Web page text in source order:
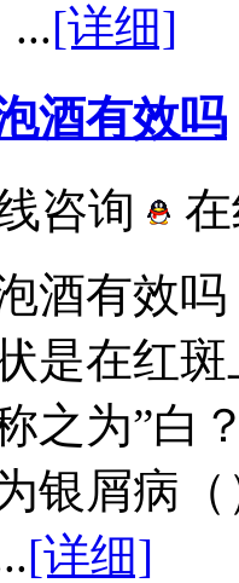
...[详细]
酒有效吗
咨询
酒有效
是在红
之为”白
银屑病
[详细]